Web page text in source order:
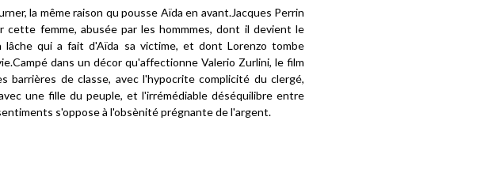
la même raison qu pousse Aïda en avant.Jacques Perrin
cette femme, abusée par les hommmes, dont il devient le
qui a fait d'Aïda sa victime, et dont Lorenzo tombe
dans un décor qu'affectionne Valerio Zurlini, le film
barrières de classe, avec l'hypocrite complicité du clergé,
une fille du peuple, et l'irrémédiable déséquilibre entre
s'oppose à l'obsènité prégnante de l'argent.